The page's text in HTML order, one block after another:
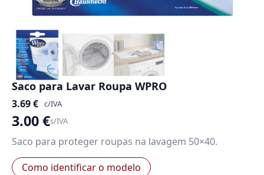
Saco para Lavar Roupa WPRO
3.69€ c/IVA
3.00€s/IVA
Saco para proteger roupas na lavagem 50×40.
Como identificar o modelo